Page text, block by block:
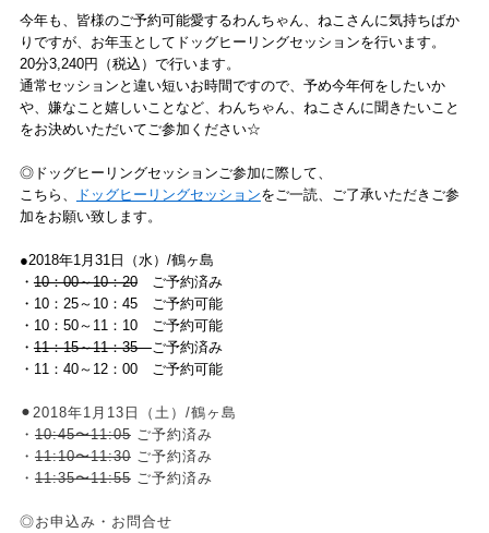
今年も、皆様のご予約可能愛するわんちゃん、ねこさんに気持ちばか
りですが、お年玉としてドッグヒーリングセッションを行います。
20分3,240円（税込）で行います。
通常セッションと違い短いお時間ですので、予め今年何をしたいか
や、嫌なこと嬉しいことなど、わんちゃん、ねこさんに聞きたいこと
をお決めいただいてご参加ください☆
◎ドッグヒーリングセッションご参加に際して、
こちら、
ドッグヒーリングセッションをご一読、ご了承いただきご参
加をお願い致します。
●2018年1月31日（水）/鶴ヶ島
・ 10：00～10：20ご予約済み
・10：25～10：45 ご予約可能
・10：50～11：10 ご予約可能
・ 11：15～11：35ご予約済み
・11：40～12：00 ご予約可能
⚫︎2018年1月13日（土）/鶴ヶ島
・ 10:45〜11:05ご予約済み
・ 11:10〜11:30ご予約済み
・ 11:35〜11:55ご予約済み
◎お申込み・お問合せ